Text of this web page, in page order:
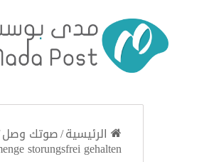
الرئيسية/صوتك وصل
storungsfrei gehalten